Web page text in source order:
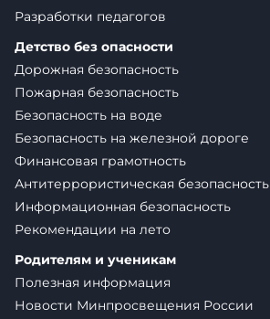
Разработки педагогов
Детство без опасности
Дорожная безопасность
Пожарная безопасность
Безопасность на воде
Безопасность на железной дороге
Финансовая грамотность
Антитеррористическая безопасность
Информационная безопасность
Рекомендации на лето
Родителям и ученикам
Полезная информация
Новости Минпросвещения России